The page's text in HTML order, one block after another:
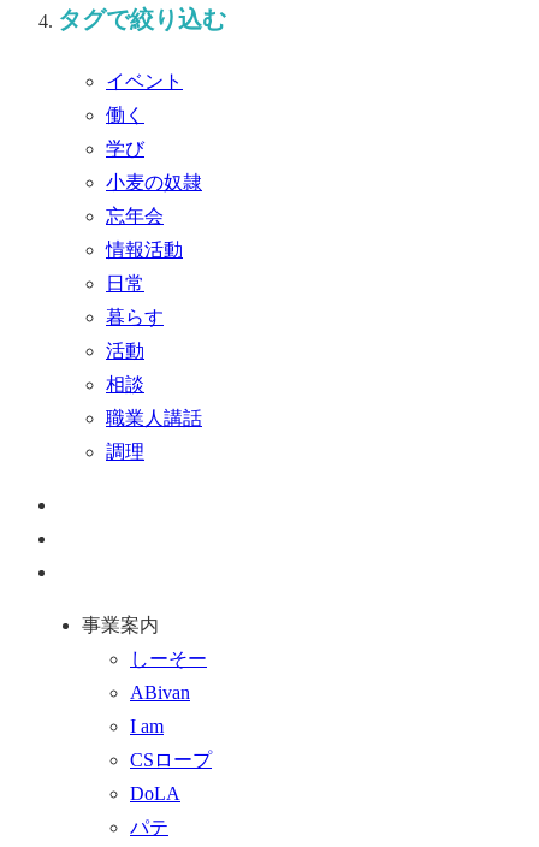
タグで絞り込む
イベント
働く
学び
小麦の奴隷
忘年会
情報活動
日常
暮らす
活動
相談
職業人講話
調理
事業案内
しーそー
ABivan
I am
CSロープ
DoLA
パテ